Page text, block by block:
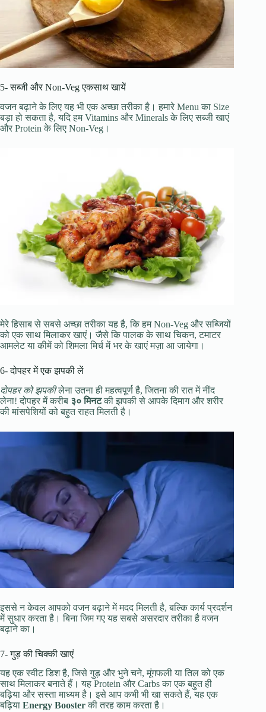
5- सब्जी और Non-Veg एकसाथ खायें
वजन बढ़ाने के लिए यह भी एक अच्छा तरीका है। हमारे Menu का Size
बड़ा हो सकता है, यदि हम Vitamins और Minerals के लिए सब्जी खाएं
और Protein के लिए Non-Veg।
मेरे हिसाब से सबसे अच्छा तरीका यह है, कि हम Non-Veg और सब्जियों
को एक साथ मिलाकर खाएं। जैसे कि पालक के साथ चिकन, टमाटर
आमलेट या कीमें को शिमला मिर्च में भर के खाएं मज़ा आ जायेगा।
6- दोपहर में एक झपकी लें
दोपहर को झपकीलेना उतना ही महत्वपूर्ण है, जितना की रात में नींद
लेना! दोपहर में करीब ३० मिनटकी झपकी से आपके दिमाग और शरीर
की मांसपेशियों को बहुत राहत मिलती है।
इससे न केवल आपको वजन बढ़ाने में मदद मिलती है, बल्कि कार्य प्रदर्शन
में सुधार करता है। बिना जिम गए यह सबसे असरदार तरीका है वजन
बढ़ाने का।
7- गुड़ की चिक्की खाएं
यह एक स्वीट डिश है, जिसे गुड़ और भुने चने, मूंगफली या तिल को एक
साथ मिलाकर बनाते हैं। यह Protein और Carbs का एक बहुत ही
बढ़िया और सस्ता माध्यम है। इसे आप कभी भी खा सकते हैं, यह एक
बढ़िया Energy Boosterकी तरह काम करता है।